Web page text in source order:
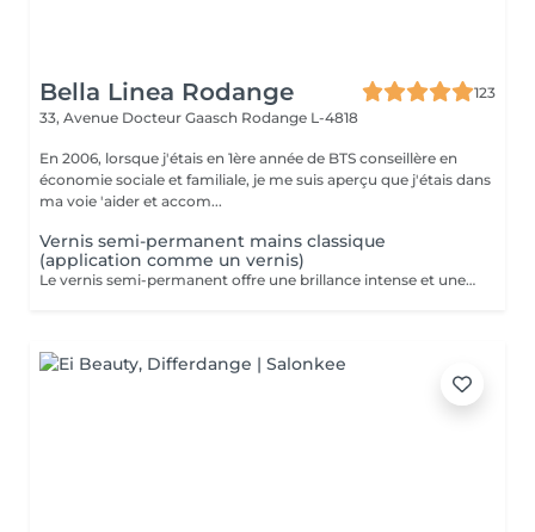
Bella Linea Rodange
123
33, Avenue Docteur Gaasch Rodange L-4818
En 2006, lorsque j'étais en 1ère année de BTS conseillère en
économie sociale et familiale, je me suis aperçu que j'étais dans
ma voie 'aider et accom...
Vernis semi-permanent mains classique
(application comme un vernis)
Le vernis semi-permanent offre une brillance intense et une tenue irréprochable pendant deux à trois semaines. Contrairement au vernis classique, il ne s'écaille pas et garde son éclat jour après jour, même sur des mains sollicitées. L'application est fine comme un vernis. Le travail des cuticules (manucure combinée) est inclus dans la prestation. C'est la solution idéale pour celles qui souhaitent une manucure impeccable, durable et sans entretien quotidien. Dépose de votre ancien semi-permanent mains compris dans la prestation.